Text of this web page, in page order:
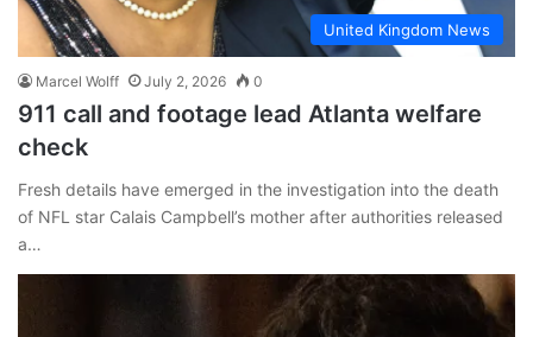
United Kingdom News
Marcel Wolff July 2, 2026 0
911 call and footage lead Atlanta welfare
check
Fresh details have emerged in the investigation into the death
of NFL star Calais Campbell’s mother after authorities released
a…